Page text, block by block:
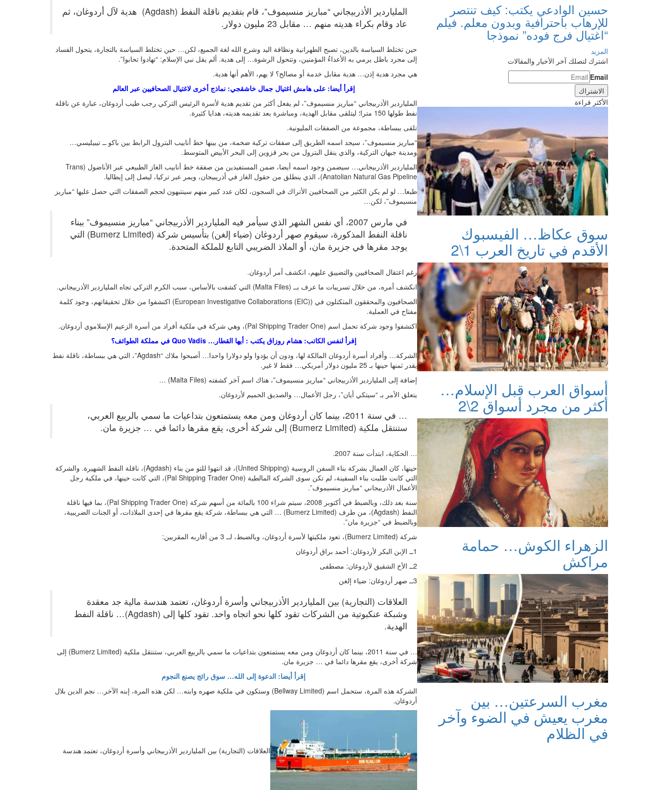
الملياردير الأذربيجاني “مباريز منسيموف”، قام بتقديم ناقلة النفط (Agdash) هدية لآل أردوغان، ثم
عاد وقام بكراء هديته منهم … مقابل 23 مليون دولار.
حين تختلط السياسة بالدين، تصبح الطهرانية ونظافة اليد وشرع الله لغة الجميع، لكن… حين تختلط السياسة بالتجارة، يتحول الفساد
إلى مجرد باطل يرمي به الأعداءُ المؤمنين، وتتحول الرشوة… إلى هدية. ألم يقل نبي الإسلام: “تهادوا تحابوا”.
هي مجرد هدية إذن… هدية مقابل خدمة أو مصالح؟ لا يهم، الأهم أنها هدية.
إقرأ أيضا: على هامش اغتيال جمال خاشقجي: نماذج أخرى لاغتيال الصحافيين عبر العالم
الملياردير الأذربيجاني “مباريز منسيموف”، لم يفعل أكثر من تقديم هدية لأسرة الرئيس التركي رجب طيب أردوغان، عبارة عن ناقلة
نفط طولها 150 مترا؛ ليتلقى مقابل الهدية، ومباشرة بعد تقديمه هديته، هدايا كثيرة.
تلقى ببساطة، مجموعة من الصفقات المليونية.
“مباريز منسيموف”، سيجد اسمه الطريق إلى صفقات تركية ضخمة، من بينها خط أنابيب البترول الرابط بين باكو ــ تيبيليسي…
ومدينة جيهان التركية، والذي ينقل البترول من بحر قزوين إلى البحر الأبيض المتوسط.
الملياردير الأذربيجاني… سيضمن وجود اسمه أيضا، ضمن المستفيدين من صفقة خط أنابيب الغاز الطبيعي عبر الأناضول (Trans
Anatolian Natural Gas Pipeline)، الذي ينطلق من حقول الغاز في أذريبيجان، ويمر عبر تركيا، ليصل إلى إيطاليا.
طبعا… لو لم يكن الكثير من الصحافيين الأتراك في السجون، لكان عدد كبير منهم سينتبهون لحجم الصفقات التي حصل عليها “مباريز
منسيموف”، لكن…
في مارس 2007، أي نفس الشهر الذي سيأمر فيه الملياردير الأذربيجاني “مباريز منسيموف” ببناء
ناقلة النفط المذكورة، سيقوم صهر أردوغان (ضياء إلغن) بتأسيس شركة (Bumerz Limited) التي
يوجد مقرها في جزيرة مان، أو الملاذ الضريبي التابع للملكة المتحدة.
رغم اعتقال الصحافيين والتضييق عليهم، انكشف أمر أردوغان.
انكشف أمره، من خلال تسريبات ما عرف بــ (Malta Files) التي كشفت بالأساس، سبب الكرم التركي تجاه الملياردير الأذربيجاني.
الصحافيون والمحققون المتكتلون في (European Investigative Collaborations (EIC)) اكتشفوا من خلال تحقيقاتهم، وجود كلمة
مفتاح في العملية.
اكتشفوا وجود شركة تحمل اسم (Pal Shipping Trader One)، وهي شركة في ملكية أفراد من أسرة الزعيم الإسلاموي أردوغان.
إقرأ لنفس الكاتب: هشام روزاق يكتب : أيها القطار… Quo Vadis في مملكة الطوائف؟
الشركة… وأفراد أسرة أردوغان المالكة لها، ودون أن يؤدوا ولو دولارا واحدا… أصبحوا ملاك “Agdash”، التي هي ببساطة، ناقلة نفط
يقدر ثمنها حينها بـ 25 مليون دولار أمريكي… فقط لا غير.
إضافة إلى الملياردير الأذربيجاني “مباريز منسيموف”، هناك اسم آخر كشفته (Malta Files) …
يتعلق الأمر بـ “سيتكي أيان”، رجل الأعمال… والصديق الحميم لأردوغان.
… في سنة 2011، بينما كان أردوغان ومن معه يستمتعون بتداعيات ما سمي بالربيع العربي،
ستنتقل ملكية (Bumerz Limited) إلى شركة أخرى، يقع مقرها دائما في … جزيرة مان.
… الحكاية، ابتدأت سنة 2007.
حينها، كان العمال بشركة بناء السفن الروسية (United Shipping)، قد انتهوا للتو من بناء (Agdash)، ناقلة النفط الشهيرة. والشركة
التي كانت طلبت بناء السفينة، لم تكن سوى الشركة المالطية (Pal Shipping Trader One)، التي كانت حينها، في ملكية رجل
الأعمال الأذربيجاني “مباريز منسيموف”.
سنة بعد ذلك، وبالضبط في أكتوبر 2008، سيتم شراء 100 بالمائة من أسهم شركة (Pal Shipping Trader One)، بما فيها ناقلة
النفط (Agdash)، من طرف (Bumerz Limited) … التي هي ببساطة، شركة يقع مقرها في إحدى الملاذات، أو الجنات الضريبية،
وبالضبط في “جزيرة مان”.
شركة (Bumerz Limited)، تعود ملكيتها لأسرة أردوغان، وبالضبط، لــ 3 من أقاربه المقربين:
1ــ الإبن البكر لأردوغان: أحمد براق أردوغان
2ــ الأخ الشقيق لأردوغان: مصطفى
3ــ صهر أردوغان: ضياء إلغن
العلاقات (التجارية) بين الملياردير الأذربيجاني وأسرة أردوغان، تعتمد هندسة مالية جد معقدة
وشبكة عنكبوتية من الشركات تقود كلها نحو اتجاه واحد. تقود كلها إلى (Agdash)… ناقلة النفط
الهدية.
… في سنة 2011، بينما كان أردوغان ومن معه يستمتعون بتداعيات ما سمي بالربيع العربي، ستنتقل ملكية (Bumerz Limited) إلى
شركة أخرى، يقع مقرها دائما في … جزيرة مان.
إقرأ أيضا: الدعوة إلى الله… سوق رائج يصنع النجوم
الشركة هذه المرة، ستحمل اسم (Bellway Limited) وستكون في ملكية صهره وابنه… لكن هذه المرة، إبنه الآخر… نجم الدين بلال
أردوغان.
العلاقات (التجارية) بين الملياردير الأذربيجاني وأسرة أردوغان، تعتمد هندسة
حسين الوادعي يكتب: كيف تنتصر
للإرهاب باحترافية وبدون معلم. فيلم
“اغتيال فرج فوده” نموذجا
المزيد
اشترك لتصلك آخر الأخبار والمقالات
Email
الأكثر قراءة
سوق عكاظ… الفيسبوك
الأقدم في تاريخ العرب 1\2
أسواق العرب قبل الإسلام…
أكثر من مجرد أسواق 2\2
الزهراء الكوش… حمامة
مراكش
مغرب السرعتين… بين
مغرب يعيش في الضوء وآخر
في الظلام